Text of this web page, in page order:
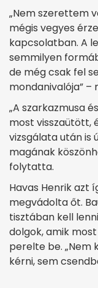
„Nem szerettem
mégis vegyes
kapcsolatban. A
semmilyen
de még csak fel
mondanivalója” –
„A szarkazmusa
most visszaütött,
vizsgálata után is
magának
folytatta.
Havas Henrik azt
megvádolta őt.
tisztában kell
dolgok, amik
perelte be. „Nem
kérni, sem